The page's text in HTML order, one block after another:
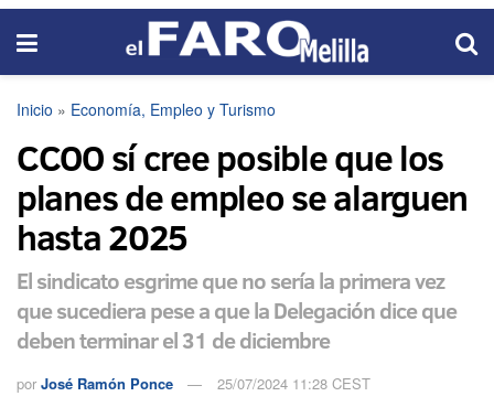
Inicio » Economía, Empleo y Turismo
CCOO sí cree posible que los
planes de empleo se alarguen
hasta 2025
El sindicato esgrime que no sería la primera vez
que sucediera pese a que la Delegación dice que
deben terminar el 31 de diciembre
por José Ramón Ponce 25/07/2024 11:28 CEST